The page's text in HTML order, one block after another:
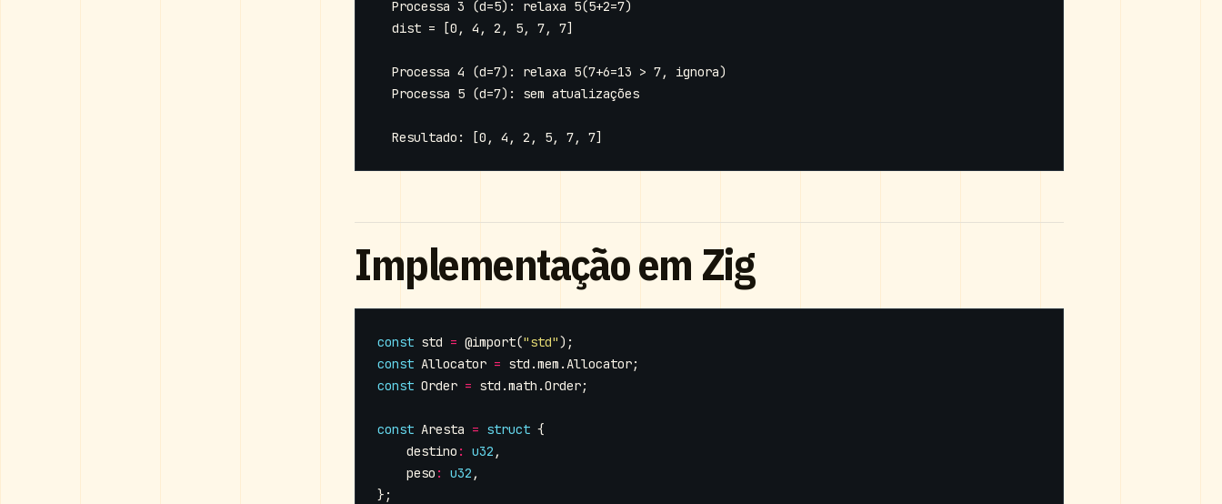
Implementação em Zig
const std = @import("std");
const Allocator = std .mem .Allocator;
const Order = std .math .Order;
const Aresta = struct {
destino : u32 ,
peso : u32 ,
};